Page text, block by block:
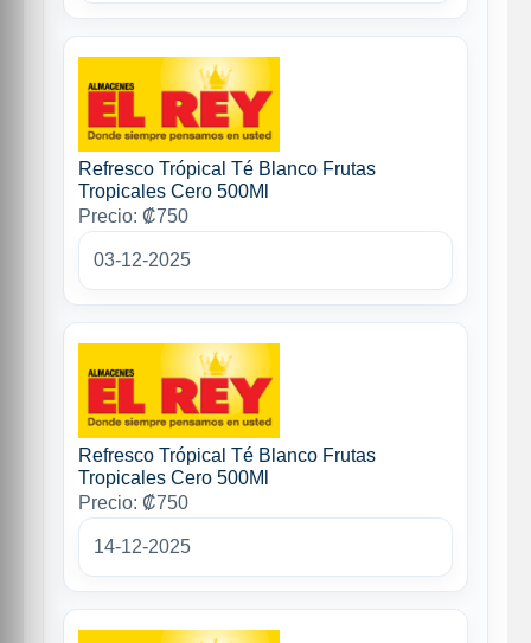
Refresco Trópical Té Blanco Frutas
Tropicales Cero 500Ml
Precio: ₡750
03-12-2025
Refresco Trópical Té Blanco Frutas
Tropicales Cero 500Ml
Precio: ₡750
14-12-2025